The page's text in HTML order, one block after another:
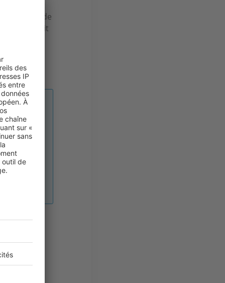
possible de
ne soit
usage
du
le